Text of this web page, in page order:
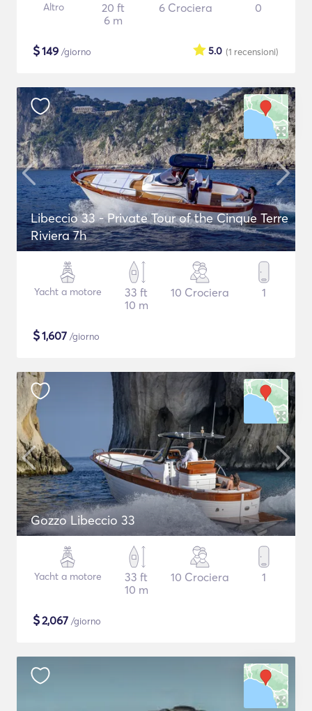
Altro
20 ft
6 m
6 Crociera 0
$149 /giorno (1 recensioni)
5.0
Libeccio 33 - Private Tour of the Cinque Terre
Riviera 7h
Yacht a motore
33 ft
10 m
10 Crociera 1
$1,607 /giorno
Gozzo Libeccio 33
Yacht a motore
33 ft
10 m
10 Crociera 1
$2,067 /giorno